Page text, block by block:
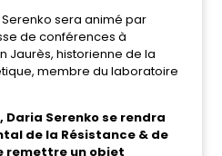
sera animé par
de conférences à
Jaurès, historienne de la
membre du laboratoire
Daria Serenko se rendra
de la Résistance & de
remettre un objet